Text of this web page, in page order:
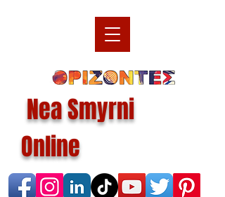
Nea Smyrni
Online